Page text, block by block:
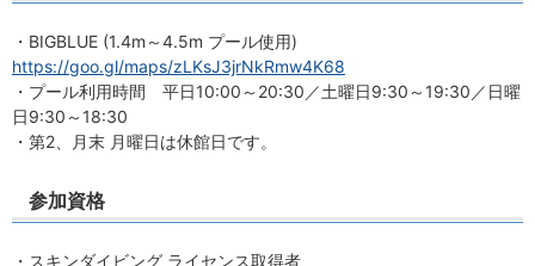
・BIGBLUE (1.4m～4.5m プール使用)
https://goo.gl/maps/zLKsJ3jrNkRmw4K68
・プール利用時間 平日10:00～20:30／土曜日9:30～19:30／日曜
日9:30～18:30
・第2、月末 月曜日は休館日です。
参加資格
・スキンダイビング ライセンス取得者